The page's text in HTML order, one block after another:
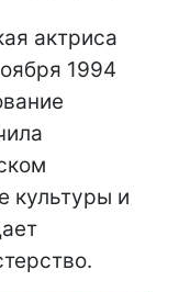
актриса
1994
культуры и